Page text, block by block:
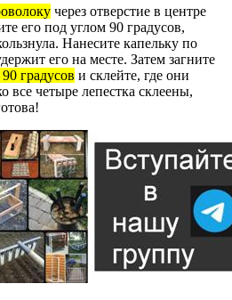
через отверстие в центре
его под углом 90 градусов,
Нанесите капельку по
его на месте. Затем загните
градусов и склейте, где они
все четыре лепестка склеены,